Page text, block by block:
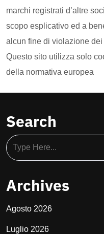
marchi registrati d’altre
scopo esplicativo ed a
alcun fine di violazione
Questo sito utilizza solo
della normativa europea
Search
Archives
Agosto 2026
Luglio 2026